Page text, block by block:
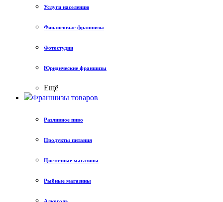
Услуги населению
Финансовые франшизы
Фотостудии
Юридические франшизы
Ещё
Франшизы товаров
Разливное пиво
Продукты питания
Цветочные магазины
Рыбные магазины